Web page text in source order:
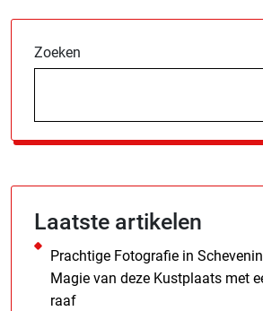
Zoeken
Laatste artikelen
Prachtige Fotografie in
Magie van deze Kustplaats met
raaf